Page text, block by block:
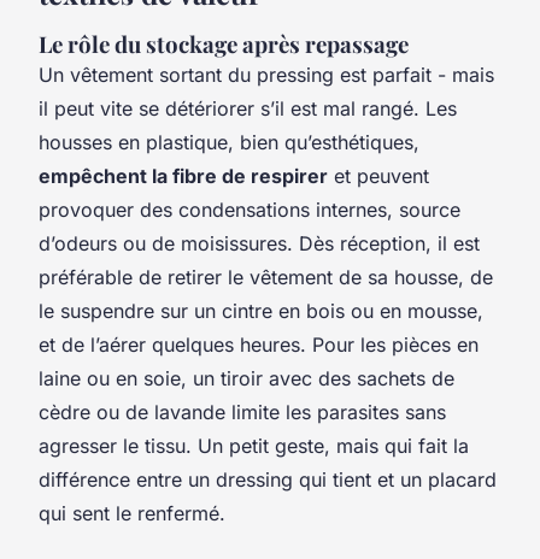
Le rôle du stockage après repassage
Un vêtement sortant du pressing est parfait - mais
il peut vite se détériorer s’il est mal rangé. Les
housses en plastique, bien qu’esthétiques,
empêchent la fibre de respirer et peuvent
provoquer des condensations internes, source
d’odeurs ou de moisissures. Dès réception, il est
préférable de retirer le vêtement de sa housse, de
le suspendre sur un cintre en bois ou en mousse,
et de l’aérer quelques heures. Pour les pièces en
laine ou en soie, un tiroir avec des sachets de
cèdre ou de lavande limite les parasites sans
agresser le tissu. Un petit geste, mais qui fait la
différence entre un dressing qui tient et un placard
qui sent le renfermé.